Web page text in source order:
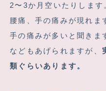
2〜3か月空いたりしま
腰痛、手の痛みが現れま
手の痛みが多いと聞きま
などもあげられますが、
類ぐらいあります。